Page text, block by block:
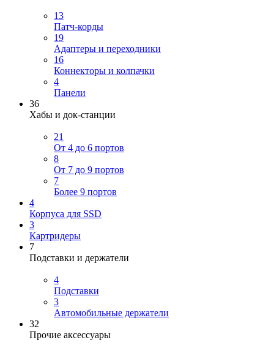
13
Патч-корды
19
Адаптеры и переходники
16
Коннекторы и колпачки
4
Панели
36
Хабы и док-станции
21
От 4 до 6 портов
8
От 7 до 9 портов
7
Более 9 портов
4
Корпуса для SSD
3
Картридеры
7
Подставки и держатели
4
Подставки
3
Автомобильные держатели
32
Прочие аксессуары